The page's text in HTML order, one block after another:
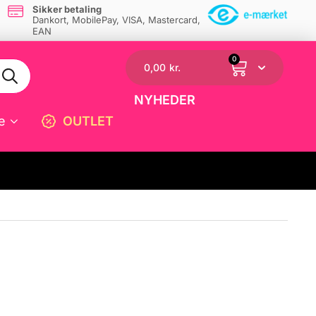
Sikker betaling
Dankort, MobilePay, VISA, Mastercard,
EAN
OUTLET
0,00 kr.
0
NYHEDER